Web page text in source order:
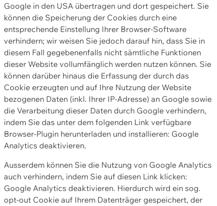
Google in den USA übertragen und dort gespeichert. Sie
können die Speicherung der Cookies durch eine
entsprechende Einstellung Ihrer Browser-Software
verhindern; wir weisen Sie jedoch darauf hin, dass Sie in
diesem Fall gegebenenfalls nicht sämtliche Funktionen
dieser Website vollumfänglich werden nutzen können. Sie
können darüber hinaus die Erfassung der durch das
Cookie erzeugten und auf Ihre Nutzung der Website
bezogenen Daten (inkl. Ihrer IP-Adresse) an Google sowie
die Verarbeitung dieser Daten durch Google verhindern,
indem Sie das unter dem folgenden Link verfügbare
Browser-Plugin herunterladen und installieren: Google
Analytics deaktivieren.
Ausserdem können Sie die Nutzung von Google Analytics
auch verhindern, indem Sie auf diesen Link klicken:
Google Analytics deaktivieren. Hierdurch wird ein sog.
opt-out Cookie auf Ihrem Datenträger gespeichert, der